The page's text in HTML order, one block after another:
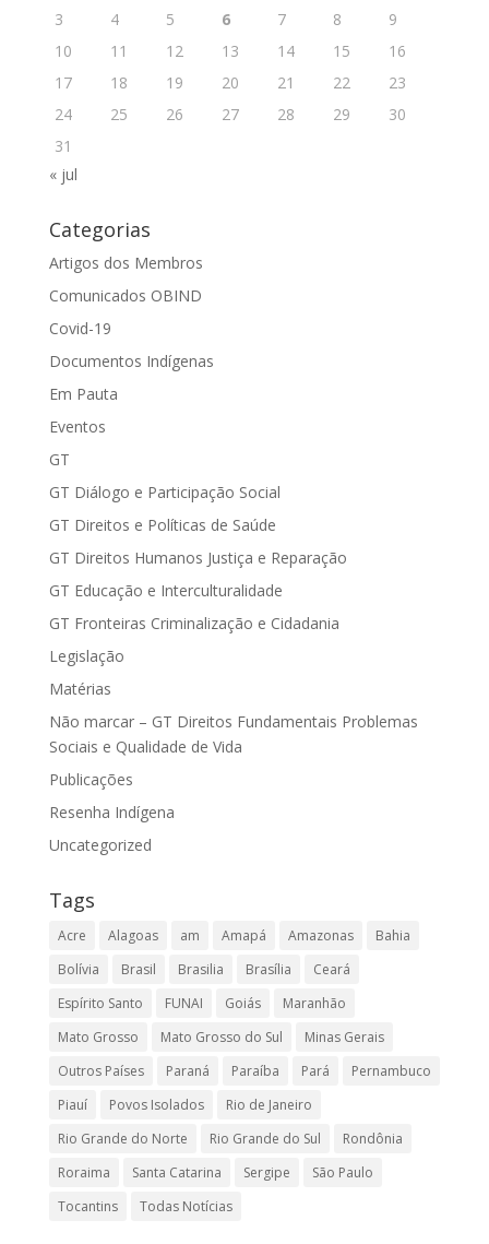
3
4 5 6 7 8
9
10
11 12 13 14 15
16
17
18 19 20 21 22
23
24
25 26 27 28 29
30
31
« jul
Categorias
Artigos dos Membros
Comunicados OBIND
Covid-19
Documentos Indígenas
Em Pauta
Eventos
GT
GT Diálogo e Participação Social
GT Direitos e Políticas de Saúde
GT Direitos Humanos Justiça e Reparação
GT Educação e Interculturalidade
GT Fronteiras Criminalização e Cidadania
Legislação
Matérias
Não marcar – GT Direitos Fundamentais Problemas
Sociais e Qualidade de Vida
Publicações
Resenha Indígena
Uncategorized
Tags
Acre Alagoas am Amapá Amazonas
Bahia
Bolívia
Brasil Brasilia Brasília
Ceará
Espírito Santo
FUNAI Goiás
Maranhão
Mato Grosso
Mato Grosso do Sul
Minas Gerais
Outros Países
Paraná Paraíba Pará
Pernambuco
Piauí
Povos Isolados
Rio de Janeiro
Rio Grande do Norte
Rio Grande do Sul
Rondônia
Roraima
Santa Catarina Sergipe
São Paulo
Tocantins
Todas Notícias